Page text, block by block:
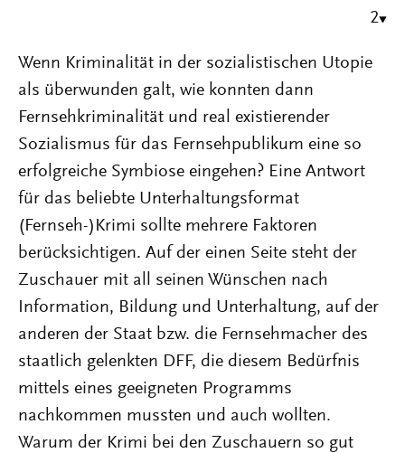
2
Wenn Kriminalität in der sozialistischen Utopie
als überwunden galt, wie konnten dann
Fernsehkriminalität und real existierender
Sozialismus für das Fernsehpublikum eine so
erfolgreiche Symbiose eingehen? Eine Antwort
für das beliebte Unterhaltungsformat
(Fernseh-)Krimi sollte mehrere Faktoren
berücksichtigen. Auf der einen Seite steht der
Zuschauer mit all seinen Wünschen nach
Information, Bildung und Unterhaltung, auf der
anderen der Staat bzw. die Fernsehmacher des
staatlich gelenkten DFF, die diesem Bedürfnis
mittels eines geeigneten Programms
nachkommen mussten und auch wollten.
Warum der Krimi bei den Zuschauern so gut